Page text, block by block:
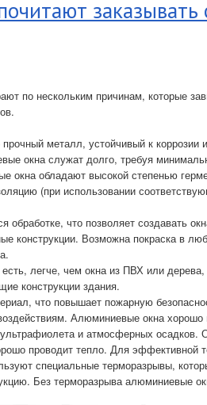
заказывать
по нескольким причинам, которые
металл, устойчивый к коррозии
окна служат долго, требуя
окна обладают высокой степенью
(при использовании
обработке, что позволяет создавать
конструкции. Возможна покраска в
есть, легче, чем окна из ПВХ или
конструкции здания.
что повышает пожарную
Алюминиевые окна
и атмосферных осадков.
проводит тепло. Для эффективной
специальные терморазрывы,
Без терморазрыва алюминиевые